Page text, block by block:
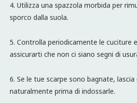
4. Utilizza una spazzola morbida per
sporco dalla suola.
5. Controlla periodicamente le cuciture
assicurarti che non ci siano segni di
6. Se le tue scarpe sono bagnate, lascia
naturalmente prima di indossarle.